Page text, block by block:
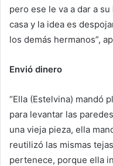
pero ese le va a dar a
casa y la idea es
los demás hermanos”,
Envió dinero
“Ella (Estelvina) mandó
para levantar las
una vieja pieza, ella
reutilizó las mismas
pertenece, porque ella